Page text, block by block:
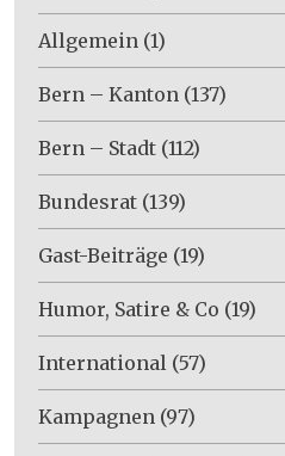
Allgemein (1)
Bern – Kanton (137)
Bern – Stadt (112)
Bundesrat (139)
Gast-Beiträge (19)
Humor, Satire & Co (19)
International (57)
Kampagnen (97)